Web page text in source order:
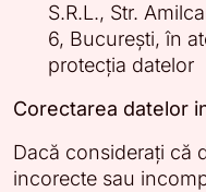
S.R.L., Str.
6, București, în
protecția datelor
Corectarea datelor
Dacă considerați că
incorecte sau